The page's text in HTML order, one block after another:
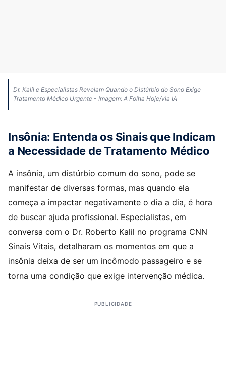
Dr. Kalil e Especialistas Revelam Quando o Distúrbio do Sono Exige
Tratamento Médico Urgente - Imagem: A Folha Hoje/via IA
Insônia: Entenda os Sinais que Indicam
a Necessidade de Tratamento Médico
A insônia, um distúrbio comum do sono, pode se
manifestar de diversas formas, mas quando ela
começa a impactar negativamente o dia a dia, é hora
de buscar ajuda profissional. Especialistas, em
conversa com o Dr. Roberto Kalil no programa CNN
Sinais Vitais, detalharam os momentos em que a
insônia deixa de ser um incômodo passageiro e se
torna uma condição que exige intervenção médica.
PUBLICIDADE